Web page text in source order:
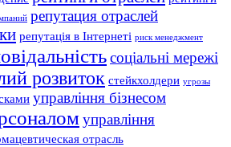
репутация отраслей
репутація в Інтернеті риск менеджмент
соціальні мережі
розвиток стейкхолдери угрозы
управління бізнесом
управління
отрасль